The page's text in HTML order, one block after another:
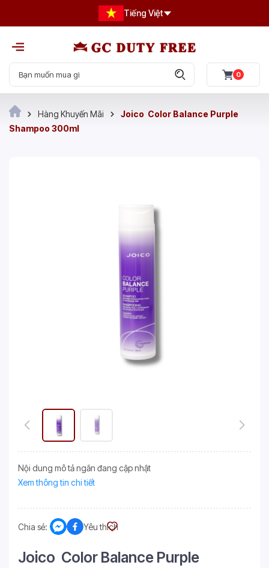
Tiếng Việt
0
Hàng Khuyến Mãi
Joico Color Balance Purple
Shampoo 300ml
Nội dung mô tả ngắn đang cập nhật
Xem thông tin chi tiết
Chia sẻ: Yêu thích
Joico Color Balance Purple